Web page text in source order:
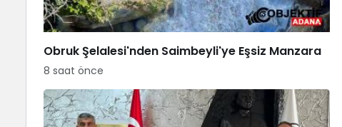
Obruk Şelalesi'nden Saimbeyli'ye Eşsiz Manzara
8 saat önce